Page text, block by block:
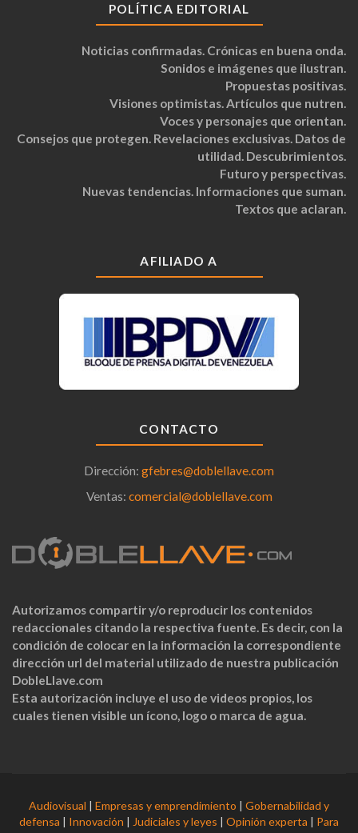
POLÍTICA EDITORIAL
Noticias confirmadas. Crónicas en buena onda.
Sonidos e imágenes que ilustran.
Propuestas positivas.
Visiones optimistas. Artículos que nutren.
Voces y personajes que orientan.
Consejos que protegen. Revelaciones exclusivas. Datos de
utilidad. Descubrimientos.
Futuro y perspectivas.
Nuevas tendencias. Informaciones que suman.
Textos que aclaran.
AFILIADO A
CONTACTO
Dirección: gfebres@doblellave.com
Ventas: comercial@doblellave.com
Autorizamos compartir y/o reproducir los contenidos
redaccionales citando la respectiva fuente. Es decir, con la
condición de colocar en la información la correspondiente
dirección url del material utilizado de nuestra publicación
DobleLlave.com
Esta autorización incluye el uso de videos propios, los
cuales tienen visible un ícono, logo o marca de agua.
Audiovisual | Empresas y emprendimiento | Gobernabilidad y
defensa | Innovación | Judiciales y leyes | Opinión experta | Para